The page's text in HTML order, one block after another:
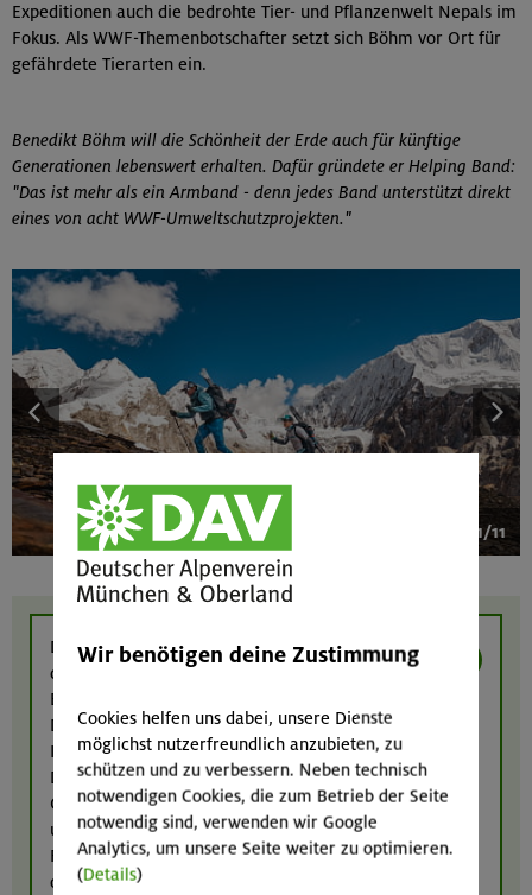
Expeditionen auch die bedrohte Tier- und Pflanzenwelt Nepals im
Fokus. Als WWF-Themenbotschafter setzt sich Böhm vor Ort für
gefährdete Tierarten ein.
Benedikt Böhm will die Schönheit der Erde auch für künftige
Generationen lebenswert erhalten. Dafür gründete er Helping Band:
"Das ist mehr als ein Armband - denn jedes Band unterstützt direkt
eines von acht WWF-Umweltschutzprojekten."
1/11
Dieser Inhalt kann nicht angezeigt werden,
da Inhalte von Drittanbietern in den Cookie-
Einstellungen deaktiviert sind. Inhalte von
Drittanbietern anzeigen?
Ich bin damit einverstanden, dass Inhalte von
Drittanbietern (Google Maps, YouTube, meteoblue,
Calaméo, Elfsight und eventim-light) angezeigt werden
und dass diese Anbieter ggf. Cookies einsetzen, um das
Funktionieren ihrer Inhalte zu gewährleisten bzw. zu
optimieren. Weitere Informationen finden Sie in
Wir benötigen deine Zustimmung
Cookies helfen uns dabei, unsere Dienste
möglichst nutzerfreundlich anzubieten, zu
schützen und zu verbessern. Neben technisch
notwendigen Cookies, die zum Betrieb der Seite
notwendig sind, verwenden wir Google
Analytics, um unsere Seite weiter zu optimieren.
(Details)